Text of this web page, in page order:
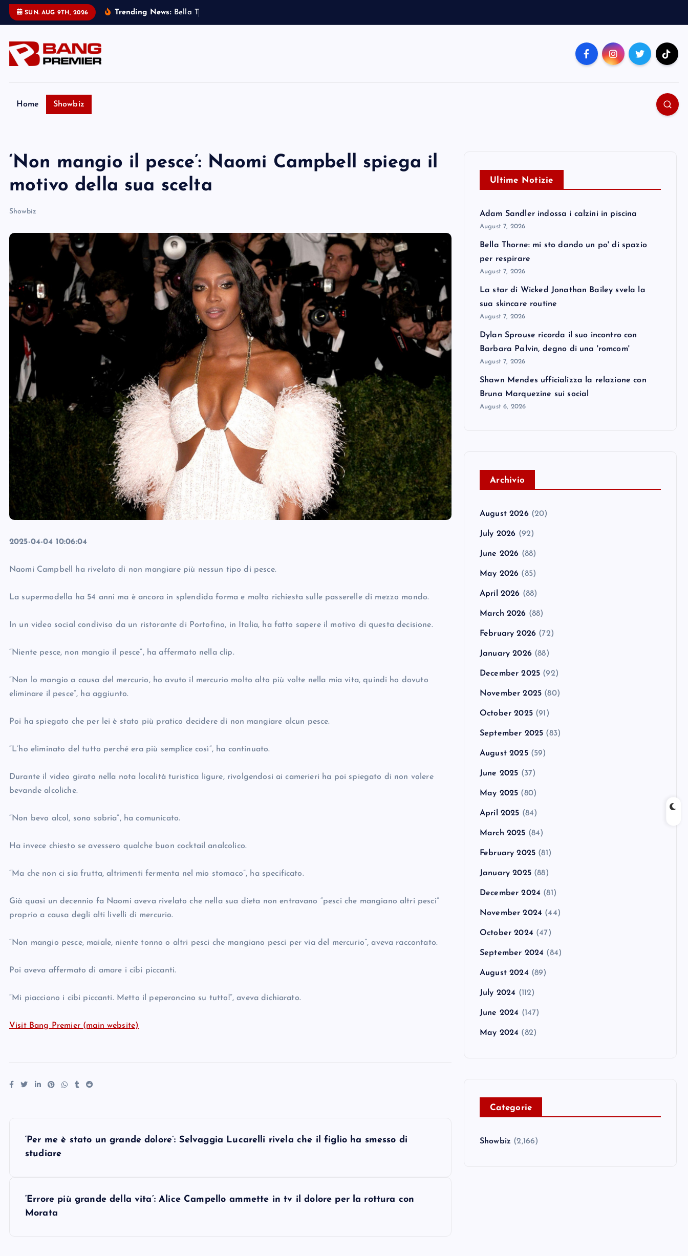
SUN. AUG 9TH, 2026 Trending News: Be a T
Home Showbiz
‘Non mangio il pesce’: Naomi Campbell spiega il
motivo della sua scelta
Showbiz
2025-04-04 10:06:04
Naomi Campbell ha rivelato di non mangiare più nessun tipo di pesce.
La supermodella ha 54 anni ma è ancora in splendida forma e molto richiesta sulle passerelle di mezzo mondo.
In un video social condiviso da un ristorante di Portofino, in Italia, ha fatto sapere il motivo di questa decisione.
“Niente pesce, non mangio il pesce”, ha affermato nella clip.
“Non lo mangio a causa del mercurio, ho avuto il mercurio molto alto più volte nella mia vita, quindi ho dovuto
eliminare il pesce”, ha aggiunto.
Poi ha spiegato che per lei è stato più pratico decidere di non mangiare alcun pesce.
“L’ho eliminato del tutto perché era più semplice così”, ha continuato.
Durante il video girato nella nota località turistica ligure, rivolgendosi ai camerieri ha poi spiegato di non volere
bevande alcoliche.
“Non bevo alcol, sono sobria”, ha comunicato.
Ha invece chiesto se avessero qualche buon cocktail analcolico.
“Ma che non ci sia frutta, altrimenti fermenta nel mio stomaco”, ha specificato.
Già quasi un decennio fa Naomi aveva rivelato che nella sua dieta non entravano “pesci che mangiano altri pesci”
proprio a causa degli alti livelli di mercurio.
“Non mangio pesce, maiale, niente tonno o altri pesci che mangiano pesci per via del mercurio”, aveva raccontato.
Poi aveva affermato di amare i cibi piccanti.
“Mi piacciono i cibi piccanti. Metto il peperoncino su tutto!”, aveva dichiarato.
Visit Bang Premier (main website)
‘Per me è stato un grande dolore’: Selvaggia Lucarelli rivela che il figlio ha smesso di
studiare
‘Errore più grande della vita’: Alice Campello ammette in tv il dolore per la rottura con
Morata
Ultime Notizie
Adam Sandler indossa i calzini in piscina
August 7, 2026
Bella Thorne: mi sto dando un po' di spazio
per respirare
August 7, 2026
La star di Wicked Jonathan Bailey svela la
sua skincare routine
August 7, 2026
Dylan Sprouse ricorda il suo incontro con
Barbara Palvin, degno di una 'romcom'
August 7, 2026
Shawn Mendes ufficializza la relazione con
Bruna Marquezine sui social
August 6, 2026
Archivio
August 2026(20)
July 2026 (92)
June 2026 (88)
May 2026 (85)
April 2026 (88)
March 2026 (88)
February 2026 (72)
January 2026(88)
December 2025 (92)
November 2025 (80)
October 2025(91)
September 2025 (83)
August 2025(59)
June 2025 (37)
May 2025 (80)
April 2025 (84)
March 2025 (84)
February 2025 (81)
January 2025(88)
December 2024 (81)
November 2024 (44)
October 2024 (47)
September 2024 (84)
August 2024 (89)
July 2024 (112)
June 2024 (147)
May 2024 (82)
Categorie
Showbiz (2,166)